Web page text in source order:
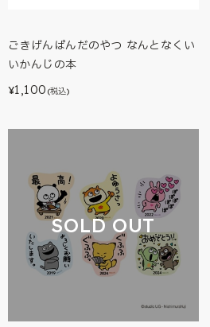
ごきげんぱんだのやつ なんとなくい
いかんじの本
¥1,100 (税込)
SOLD OUT